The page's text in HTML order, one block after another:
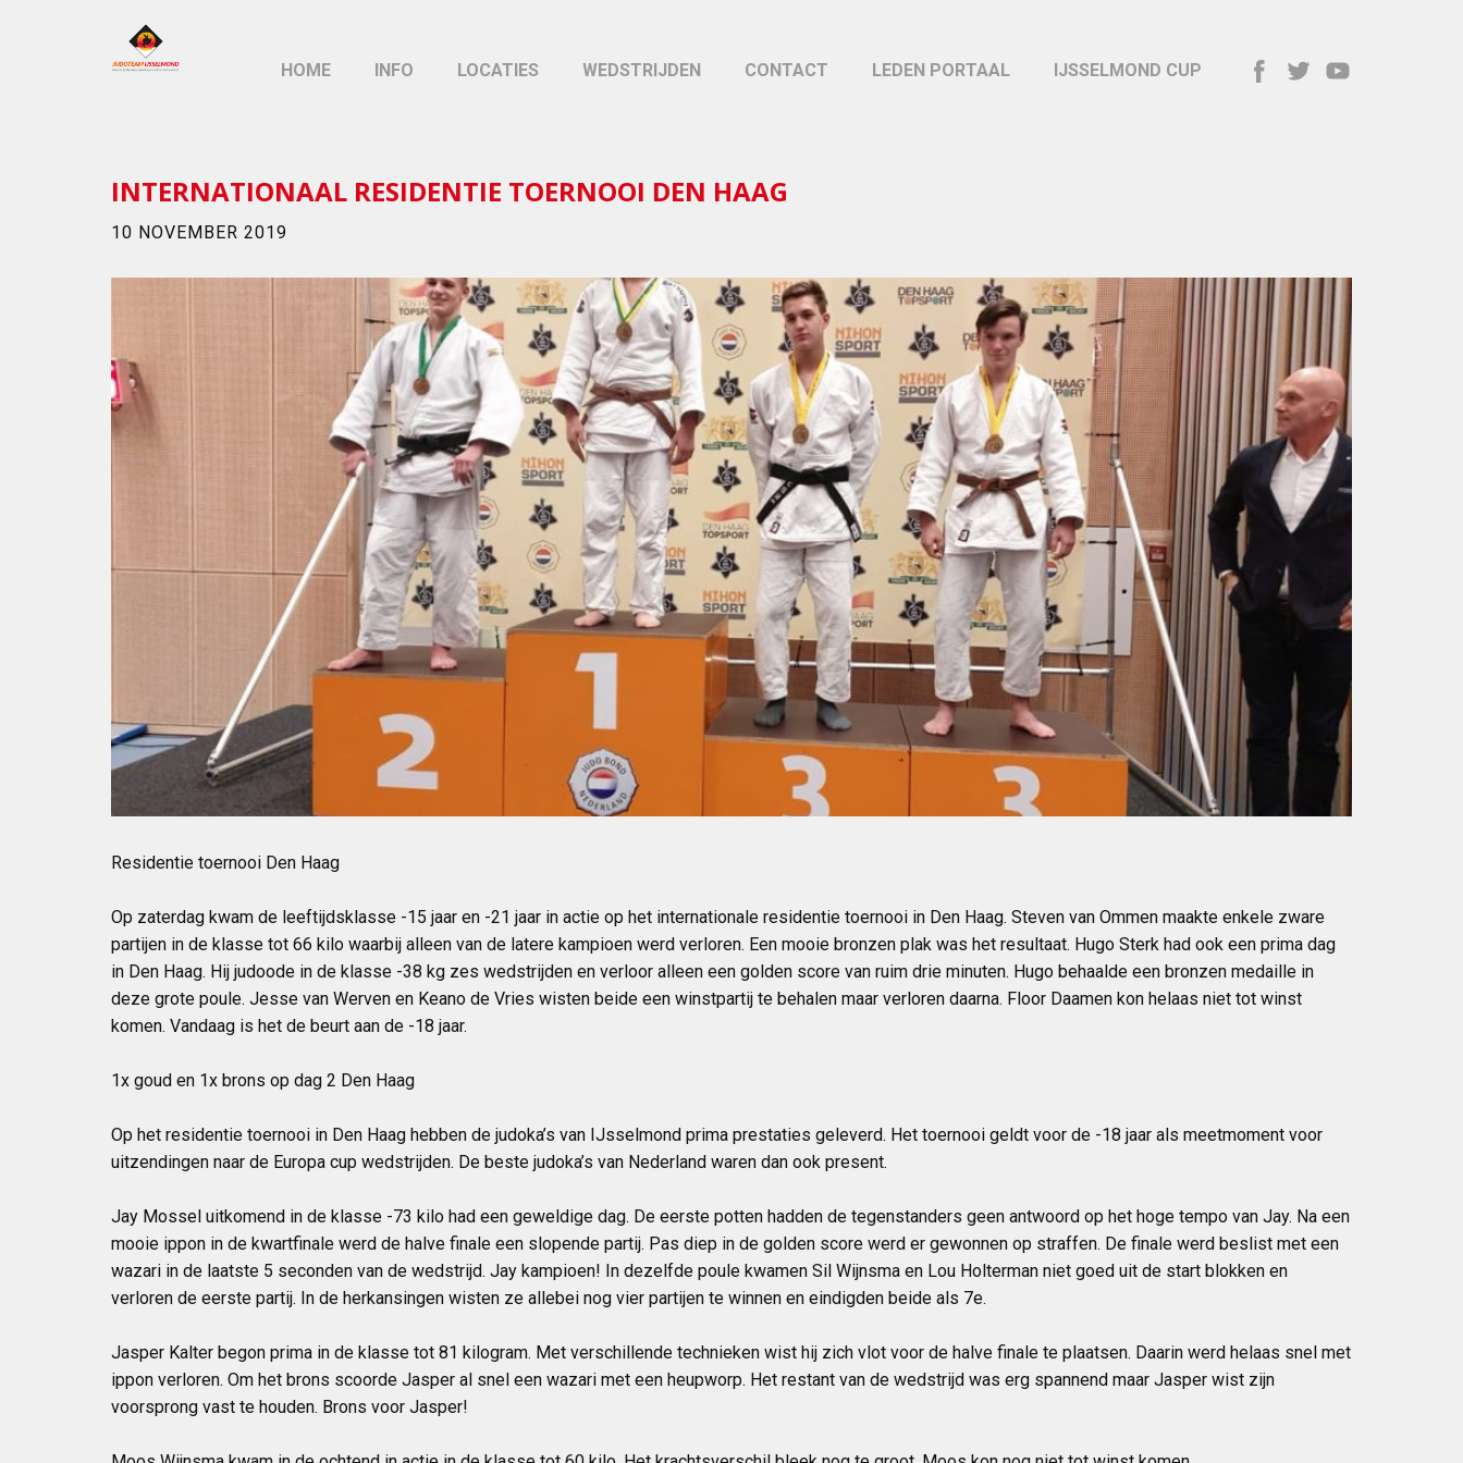
HOME INFO LOCATIES WEDSTRIJDEN CONTACT LEDEN PORTAAL IJSSELMOND CUP
INTERNATIONAAL RESIDENTIE TOERNOOI DEN HAAG
10 NOVEMBER 2019
Residentie toernooi Den Haag
Op zaterdag kwam de leeftijdsklasse -15 jaar en -21 jaar in actie op het internationale residentie toernooi in Den Haag. Steven van Ommen maakte enkele zware
partijen in de klasse tot 66 kilo waarbij alleen van de latere kampioen werd verloren. Een mooie bronzen plak was het resultaat. Hugo Sterk had ook een prima dag
in Den Haag. Hij judoode in de klasse -38 kg zes wedstrijden en verloor alleen een golden score van ruim drie minuten. Hugo behaalde een bronzen medaille in
deze grote poule. Jesse van Werven en Keano de Vries wisten beide een winstpartij te behalen maar verloren daarna. Floor Daamen kon helaas niet tot winst
komen. Vandaag is het de beurt aan de -18 jaar.
1x goud en 1x brons op dag 2 Den Haag
Op het residentie toernooi in Den Haag hebben de judoka’s van IJsselmond prima prestaties geleverd. Het toernooi geldt voor de -18 jaar als meetmoment voor
uitzendingen naar de Europa cup wedstrijden. De beste judoka’s van Nederland waren dan ook present.
Jay Mossel uitkomend in de klasse -73 kilo had een geweldige dag. De eerste potten hadden de tegenstanders geen antwoord op het hoge tempo van Jay. Na een
mooie ippon in de kwartfinale werd de halve finale een slopende partij. Pas diep in de golden score werd er gewonnen op straffen. De finale werd beslist met een
wazari in de laatste 5 seconden van de wedstrijd. Jay kampioen! In dezelfde poule kwamen Sil Wijnsma en Lou Holterman niet goed uit de start blokken en
verloren de eerste partij. In de herkansingen wisten ze allebei nog vier partijen te winnen en eindigden beide als 7e.
Jasper Kalter begon prima in de klasse tot 81 kilogram. Met verschillende technieken wist hij zich vlot voor de halve finale te plaatsen. Daarin werd helaas snel met
ippon verloren. Om het brons scoorde Jasper al snel een wazari met een heupworp. Het restant van de wedstrijd was erg spannend maar Jasper wist zijn
voorsprong vast te houden. Brons voor Jasper!